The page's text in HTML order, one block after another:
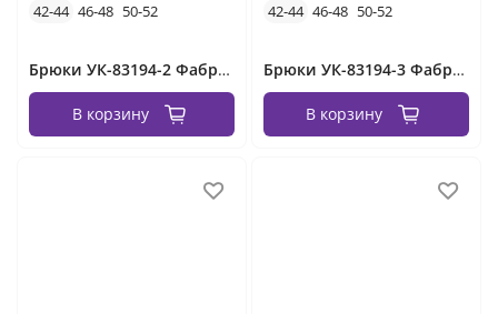
42-44 46-48 50-52
Брюки УК-83194-2 Фабрика Моды
В корзину
42-44 46-48 50-52
Брюки УК-83194-3 Фабрика Моды
В корзину